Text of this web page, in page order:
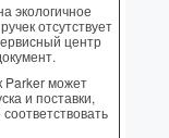
экологичное
отсутствует
центр
Parker может
и поставки,